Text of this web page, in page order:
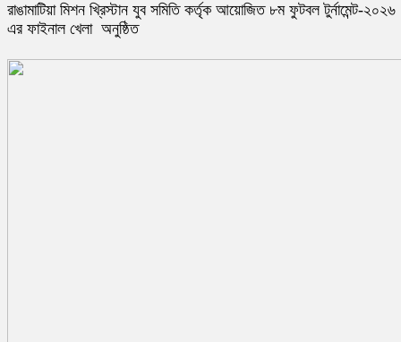
রাঙামাটিয়া মিশন খ্রিস্টান যুব সমিতি কর্তৃক আয়োজিত ৮ম ফুটবল টুর্নামেন্ট-২০২৬
এর ফাইনাল খেলা অনুষ্ঠিত